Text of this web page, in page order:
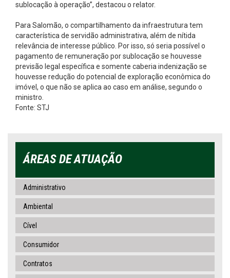
sublocação à operação”, destacou o relator.
Para Salomão, o compartilhamento da infraestrutura tem
característica de servidão administrativa, além de nítida
relevância de interesse público. Por isso, só seria possível o
pagamento de remuneração por sublocação se houvesse
previsão legal específica e somente caberia indenização se
houvesse redução do potencial de exploração econômica do
imóvel, o que não se aplica ao caso em análise, segundo o
ministro.
Fonte: STJ
ÁREAS DE ATUAÇÃO
Administrativo
Ambiental
Cível
Consumidor
Contratos